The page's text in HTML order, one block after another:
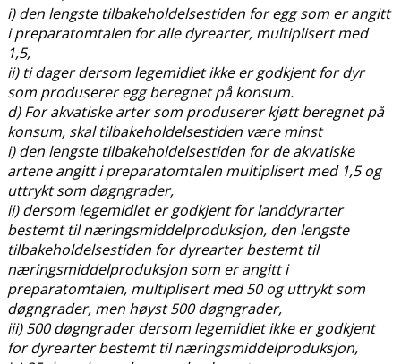
i) den lengste tilbakeholdelsestiden for egg som er angitt
i preparatomtalen for alle dyrearter, multiplisert med
1,5,
ii) ti dager dersom legemidlet ikke er godkjent for dyr
som produserer egg beregnet på konsum.
d) For akvatiske arter som produserer kjøtt beregnet på
konsum, skal tilbakeholdelsestiden være minst
i) den lengste tilbakeholdelsestiden for de akvatiske
artene angitt i preparatomtalen multiplisert med 1,5 og
uttrykt som døgngrader,
ii) dersom legemidlet er godkjent for landdyrarter
bestemt til næringsmiddelproduksjon, den lengste
tilbakeholdelsestiden for dyrearter bestemt til
næringsmiddelproduksjon som er angitt i
preparatomtalen, multiplisert med 50 og uttrykt som
døgngrader, men høyst 500 døgngrader,
iii) 500 døgngrader dersom legemidlet ikke er godkjent
for dyrearter bestemt til næringsmiddelproduksjon,